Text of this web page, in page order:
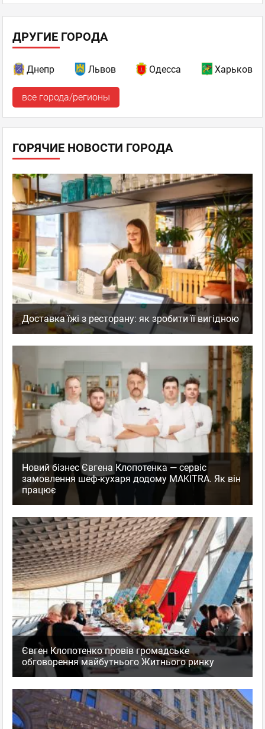
ДРУГИЕ ГОРОДА
Днепр Львов Одесса Харьков
все города/регионы
ГОРЯЧИЕ НОВОСТИ ГОРОДА
Доставка їжі з ресторану: як зробити її вигідною
Новий бізнес Євгена Клопотенка — сервіс
замовлення шеф-кухаря додому MAKITRA. Як він
працює
Євген Клопотенко провів громадське
обговорення майбутнього Житнього ринку